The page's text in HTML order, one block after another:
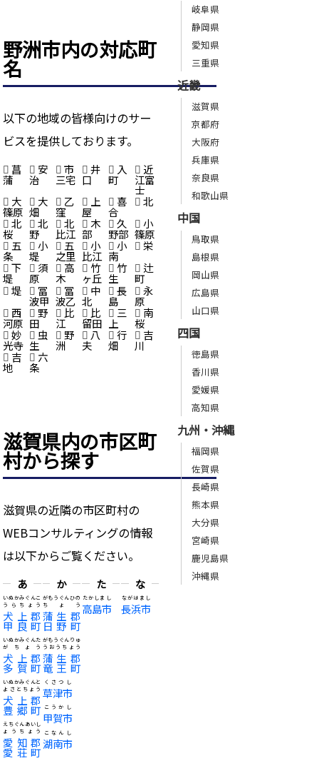
野洲市内の対応町
名
以下の地域の皆様向けのサー
ビスを提供しております。
菖
蒲
安
治
市
三宅
井
口
入
町
近
江富
士
大
篠原
大
畑
乙
窪
上
屋
喜
合
北
北
桜
北
野
北
比江
木
部
久
野部
小
篠原
五
条
小
堤
五
之里
小
比江
小
南
栄
下
堤
須
原
高
木
竹
ヶ丘
竹
生
辻
町
堤 冨
波甲
冨
波乙
中
北
長
島
永
原
西
河原
野
田
比
江
比
留田
三
上
南
桜
妙
光寺
虫
生
野
洲
八
夫
行
畑
吉
川
吉
地
六
条
滋賀県内の市区町
村から探す
滋賀県の近隣の市区町村の
WEBコンサルティングの情報
は以下からご覧ください。
あ
犬上郡
甲良町
いぬかみぐんこ
うらちょう
犬上郡
多賀町
いぬかみぐんた
がちょう
犬上郡
豊郷町
いぬかみぐんと
よさとちょう
愛知郡
愛荘町
えちぐんあいし
ょうちょう
か
蒲生郡
日野町
がもうぐんひの
ちょう
蒲生郡
竜王町
がもうぐんりゅ
うおうちょう
草津市
くさつし
甲賀市
こうかし
湖南市
こなんし
た
高島市
たかしまし
な
長浜市
ながはまし
岐阜県
静岡県
愛知県
三重県
近畿
滋賀県
京都府
大阪府
兵庫県
奈良県
和歌山県
中国
鳥取県
島根県
岡山県
広島県
山口県
四国
徳島県
香川県
愛媛県
高知県
九州・沖縄
福岡県
佐賀県
長崎県
熊本県
大分県
宮崎県
鹿児島県
沖縄県